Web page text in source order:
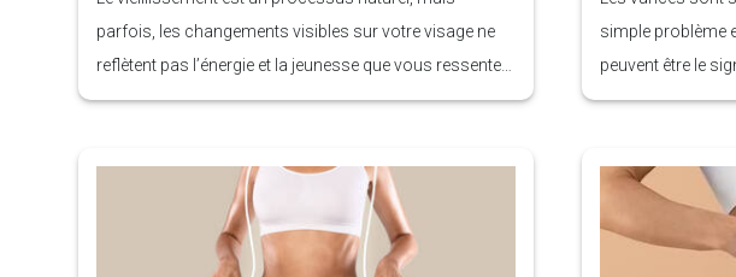
parfois, les changements visibles sur votre visage ne
reflètent pas l’énergie et la jeunesse que vous ressentez
intérieurement. Les soins de la peau et les traitements
temps, mais arrive un moment où ils ne suffisent plus.
simple problème
peuvent être le
jacente qui